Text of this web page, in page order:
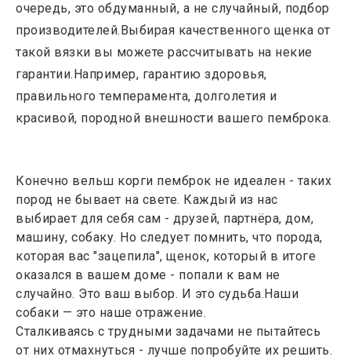
очередь, это обдуманный, а не случайный, подбор
производителей.Выбирая качественного щенка от
такой вязки вы можете рассчитывать на некие
гарантии.Например, гарантию здоровья,
правильного темперамента, долголетия и
красивой, породной внешности вашего пемброка.
Конечно вельш корги пемброк не идеален - таких
пород не бывает на свете. Каждый из нас
выбирает для себя сам - друзей, партнёра, дом,
машину, собаку. Но следует помнить, что порода,
которая вас "зацепила", щенок, который в итоге
оказался в вашем доме - попали к вам не
случайно. Это ваш выбор. И это судьба.Наши
собаки — это наше отражение.
Сталкиваясь с трудными задачами не пытайтесь
от них отмахнуться - лучше попробуйте их решить.